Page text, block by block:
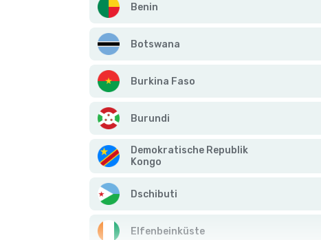
Benin
Botswana
Burkina Faso
Burundi
Demokratische Republik
Kongo
Dschibuti
Elfenbeinküste